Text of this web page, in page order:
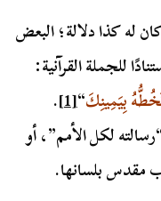
له كذا دلالة؛ البعض
للجملة القرآنية:
بِيَمِينِكَ“
[1]
.
لكل الأمم”، أو
مقدس بلسانها.